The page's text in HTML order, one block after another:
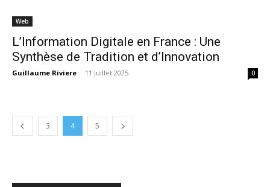
Web
L’Information Digitale en France : Une
Synthèse de Tradition et d’Innovation
Guillaume Riviere - 11 juillet 2025 0
3 4 5